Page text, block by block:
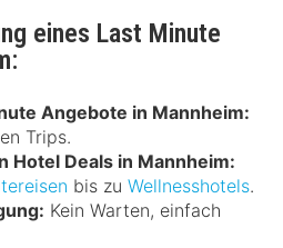
eines Last Minute
Angebote in Mannheim:
Trips.
Hotel Deals in Mannheim:
bis zu Wellnesshotels.
Kein Warten, einfach